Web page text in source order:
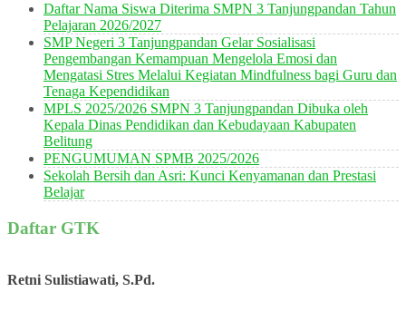
Daftar Nama Siswa Diterima SMPN 3 Tanjungpandan Tahun
Pelajaran 2026/2027
SMP Negeri 3 Tanjungpandan Gelar Sosialisasi
Pengembangan Kemampuan Mengelola Emosi dan
Mengatasi Stres Melalui Kegiatan Mindfulness bagi Guru dan
Tenaga Kependidikan
MPLS 2025/2026 SMPN 3 Tanjungpandan Dibuka oleh
Kepala Dinas Pendidikan dan Kebudayaan Kabupaten
Belitung
PENGUMUMAN SPMB 2025/2026
Sekolah Bersih dan Asri: Kunci Kenyamanan dan Prestasi
Belajar
Daftar GTK
Retni Sulistiawati, S.Pd.